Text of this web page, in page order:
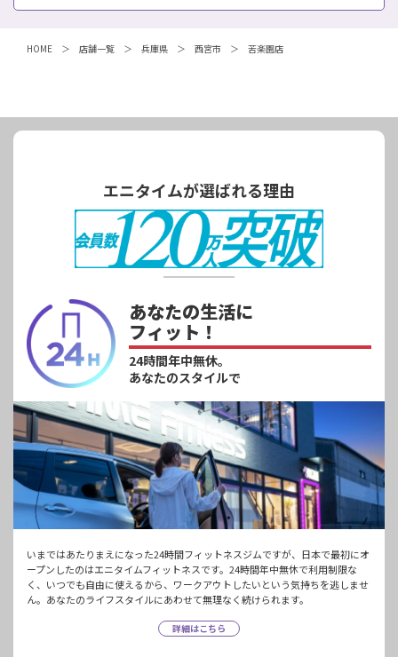
HOME 店舗一覧 兵庫県 西宮市 苦楽園店
エニタイムが選ばれる理由
あなたの生活に
フィット！
24時間年中無休。
あなたのスタイルで
いまではあたりまえになった24時間フィットネスジムですが、日本で最初にオ
ープンしたのはエニタイムフィットネスです。24時間年中無休で利用制限な
く、いつでも自由に使えるから、ワークアウトしたいという気持ちを逃しませ
ん。あなたのライフスタイルにあわせて無理なく続けられます。
詳細はこちら